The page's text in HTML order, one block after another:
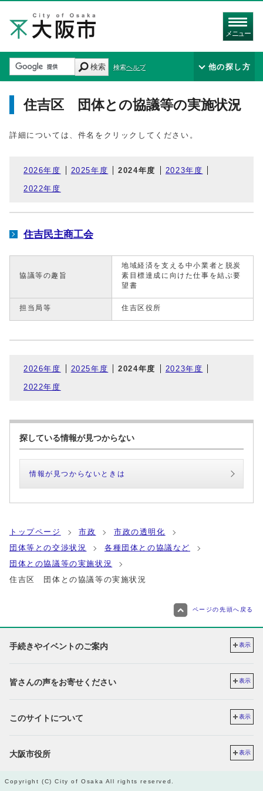
メニュー
検索 検索ヘルプ 他の探し方
住吉区 団体との協議等の実施状況
詳細については、件名をクリックしてください。
2026年度 2025年度 2024年度 2023年度
2022年度
住吉民主商工会
協議等の趣旨
地域経済を支える中小業者と脱炭
素目標達成に向けた仕事を結ぶ要
望書
担当局等 住吉区役所
2026年度 2025年度 2024年度 2023年度
2022年度
探している情報が見つからない
情報が見つからないときは
トップページ 市政
市政の透明化
団体等との交渉状況
各種団体との協議など
団体との協議等の実施状況
住吉区 団体との協議等の実施状況
ページの先頭へ戻る
手続きやイベントのご案内 表示
皆さんの声をお寄せください 表示
このサイトについて 表示
大阪市役所 表示
Copyright (C) City of Osaka All rights reserved.